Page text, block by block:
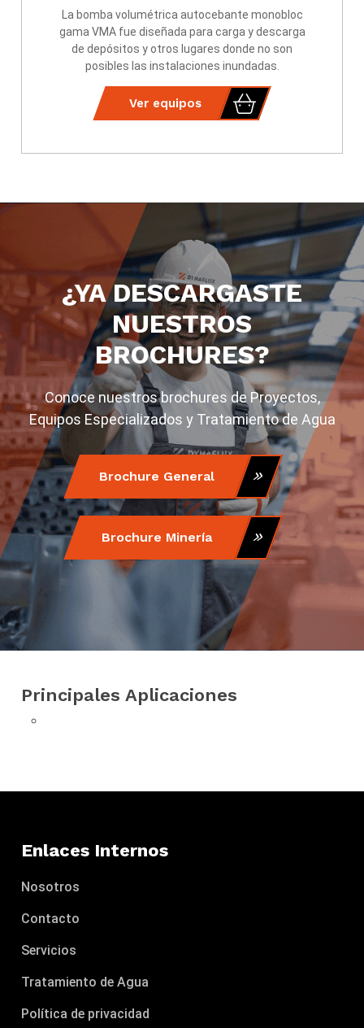
La bomba volumétrica autocebante monobloc
gama VMA fue diseñada para carga y descarga
de depósitos y otros lugares donde no son
posibles las instalaciones inundadas.
Ver equipos
¿YA DESCARGASTE
NUESTROS
BROCHURES?
Conoce nuestros brochures de Proyectos,
Equipos Especializados y Tratamiento de Agua
Brochure General
Brochure Minería
Principales Aplicaciones
Enlaces Internos
Nosotros
Contacto
Servicios
Tratamiento de Agua
Política de privacidad